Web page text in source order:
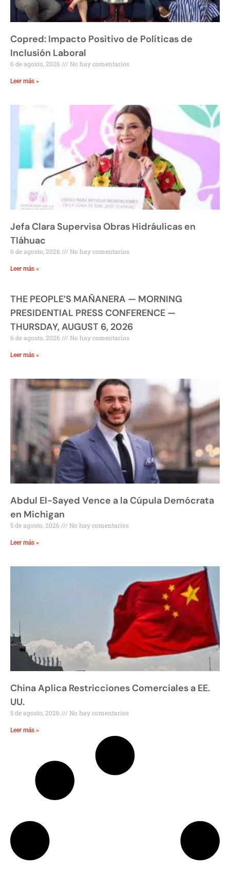
Copred: Impacto Positivo de Políticas de
Inclusión Laboral
6 de agosto, 2026 No hay comentarios
Leer más »
Jefa Clara Supervisa Obras Hidráulicas en
Tláhuac
6 de agosto, 2026 No hay comentarios
Leer más »
THE PEOPLE’S MAÑANERA — MORNING
PRESIDENTIAL PRESS CONFERENCE —
THURSDAY, AUGUST 6, 2026
6 de agosto, 2026 No hay comentarios
Leer más »
Abdul El-Sayed Vence a la Cúpula Demócrata
en Michigan
5 de agosto, 2026 No hay comentarios
Leer más »
China Aplica Restricciones Comerciales a EE.
UU.
5 de agosto, 2026 No hay comentarios
Leer más »